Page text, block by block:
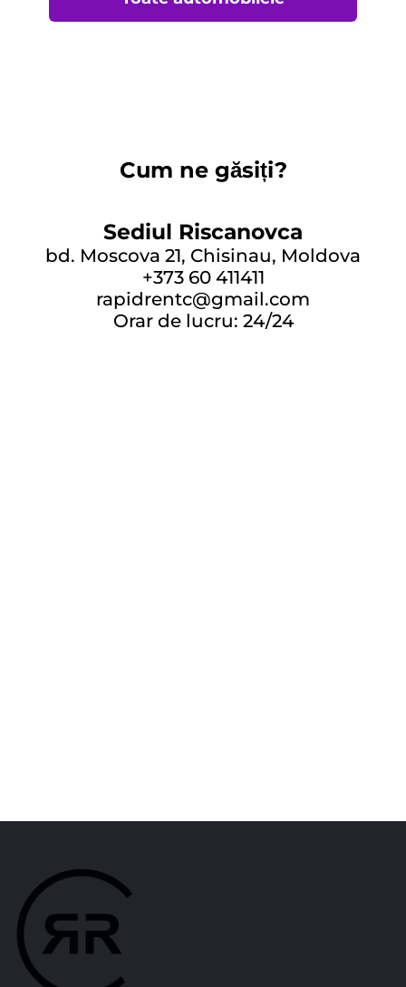
Cum ne găsiți?
Sediul Riscanovca
bd. Moscova 21, Chisinau, Moldova
+373 60 411411
rapidrentc@gmail.com
Orar de lucru: 24/24